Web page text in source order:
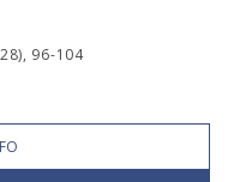
96-104